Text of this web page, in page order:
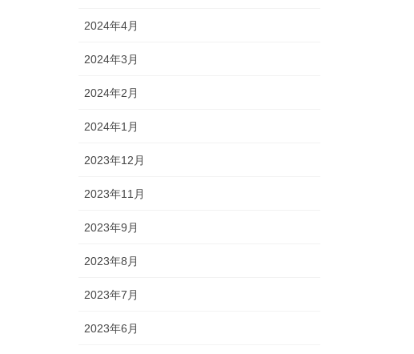
2024年4月
2024年3月
2024年2月
2024年1月
2023年12月
2023年11月
2023年9月
2023年8月
2023年7月
2023年6月